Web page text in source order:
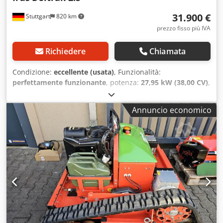
Stuttgart 820 km 31.900 €
prezzo fisso più IVA
Richiedere Chiamata
Condizione: eccellente (usata), Funzionalità:
perfettamente funzionante, potenza: 27,95 kW (38,00 CV),
, ore di funzionamento:
Motore IRUS Deltrak 2.5 - 38 CV Rasaerba cingolato
radiocomandato / Rasaerba per grandi superfici /
Rasaerba per pendii allegato: - SM-125 falciatrice a flagelli
Questo IRUS Deltrak 2.5 è stato costruito nel 2017, ha 1.751
ore di funzionamento secondo il contatore ed è in buone
condizioni generali con i soliti segni di utilizzo e usura per
questa classe di dispositivi, ampio servizio clienti, inclusa
la rigenerazione ottica, pronto per l'uso immediato, il
prezzo consigliato al pubblico è di € 60.000! La vendita
avviene come macchina usata con esclusione di reso,
garanzia e garanzia. Credsrr Tm Depfx Aamjf Prezzo netto
31.900,-€ // Prezzo lordo 37.961,-€ - Possibilità di
Annuncio economico